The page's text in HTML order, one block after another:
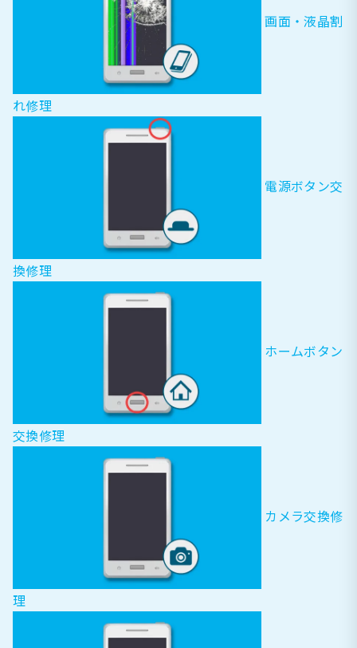
画面・液晶割
れ修理
電源ボタン交
換修理
ホームボタン
交換修理
カメラ交換修
理